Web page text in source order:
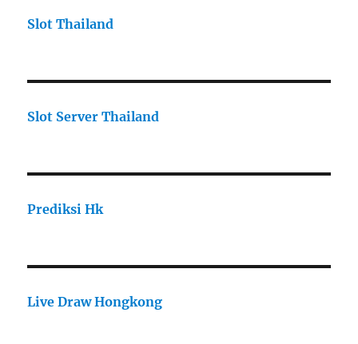
Slot Thailand
Slot Server Thailand
Prediksi Hk
Live Draw Hongkong